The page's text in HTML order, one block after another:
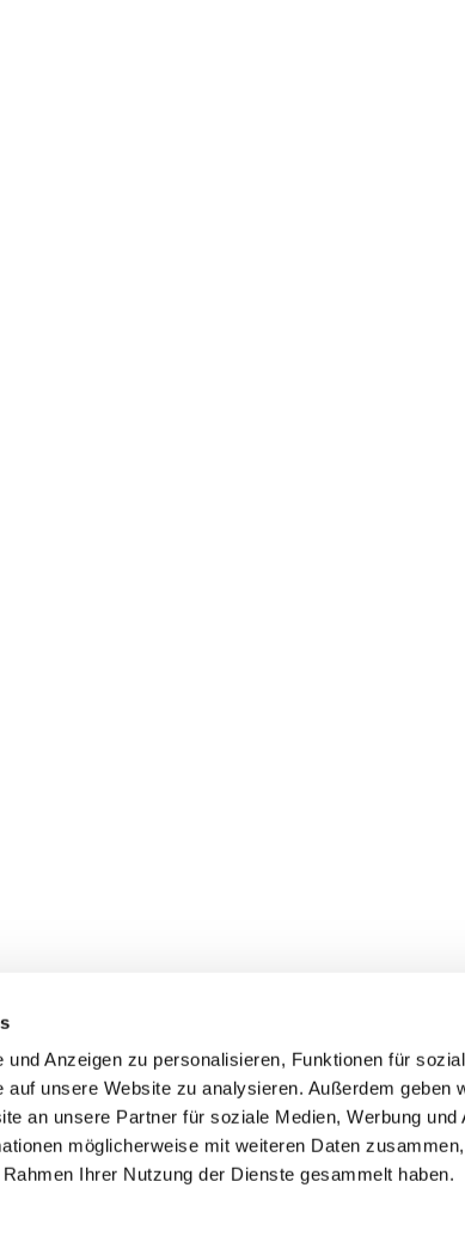
Anzeigen zu personalisieren, Funktionen für
auf unsere Website zu analysieren. Außerdem geben
an unsere Partner für soziale Medien, Werbung und
möglicherweise mit weiteren Daten
Ihrer Nutzung der Dienste gesammelt haben.
Kontakt
Tel.: (+43) 07221 63430